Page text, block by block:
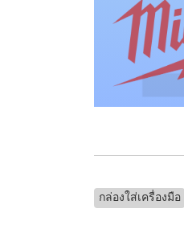
กล่องใส่เครื่องมือ